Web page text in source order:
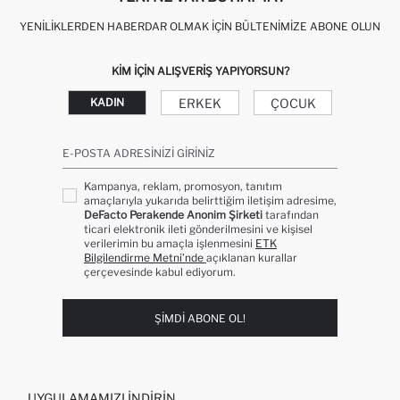
YENILIKLERDEN HABERDAR OLMAK İÇIN BÜLTENIMIZE ABONE OLUN
KIM IÇIN ALIŞVERIŞ YAPIYORSUN?
KADIN ERKEK ÇOCUK
E-POSTA ADRESINIZI GIRINIZ
Kampanya, reklam, promosyon, tanıtım
amaçlarıyla yukarıda belirttiğim iletişim adresime,
DeFacto Perakende Anonim Şirketi tarafından
ticari elektronik ileti gönderilmesini ve kişisel
verilerimin bu amaçla işlenmesini ETK
Bilgilendirme Metni’nde açıklanan kurallar
çerçevesinde kabul ediyorum.
ŞIMDI ABONE OL!